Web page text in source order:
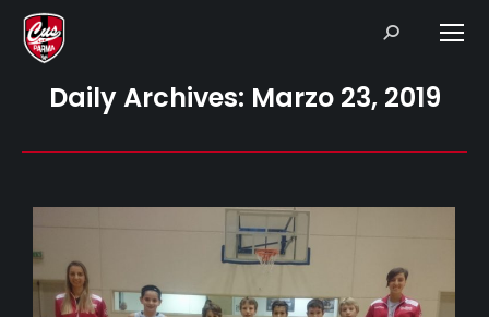
Search:
Daily Archives: Marzo 23, 2019